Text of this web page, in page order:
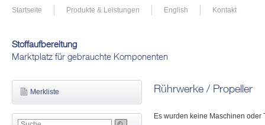
Startseite Produkte & Leistungen English Kontakt
Stoffaufbereitung
Marktplatz für gebrauchte Komponenten
Merkliste Rührwerke / Propeller
Es wurden keine Maschinen oder